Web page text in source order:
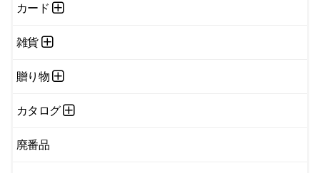
カード
雑貨
贈り物
カタログ
廃番品